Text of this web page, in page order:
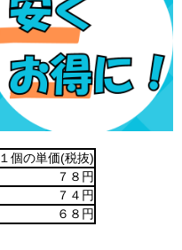
１個の単価(税抜)
７８円
７４円
６８円